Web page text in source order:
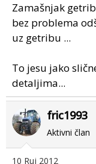
Zamašnjak
bez problema
uz getribu ...
To jesu jako
detaljima...
fric1993
Aktivni član
10 Ruj 2012